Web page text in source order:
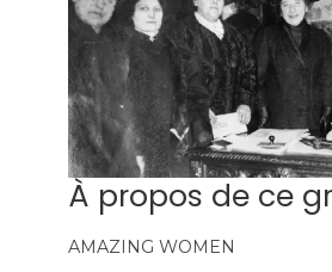
À propos de ce
AMAZING WOMEN